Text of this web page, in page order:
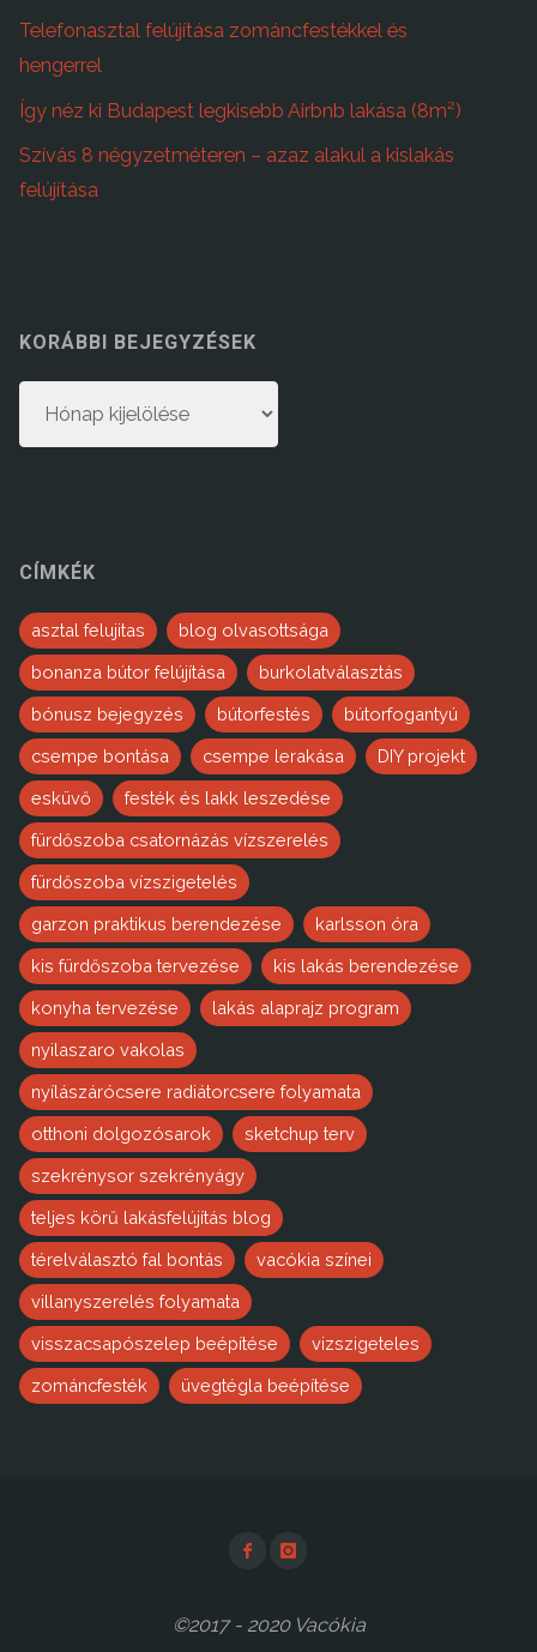
Telefonasztal felújítása zománcfestékkel és
hengerrel
Így néz ki Budapest legkisebb Airbnb lakása (8m²)
Szívás 8 négyzetméteren – azaz alakul a kislakás
felújítása
KORÁBBI BEJEGYZÉSEK
bejegyzések
CÍMKÉK
asztal felujitas blog olvasottsága
bonanza bútor felújítása burkolatválasztás
bónusz bejegyzés bútorfestés bútorfogantyú
csempe bontása csempe lerakása DIY projekt
esküvő festék és lakk leszedése
fürdőszoba csatornázás vízszerelés
fürdőszoba vízszigetelés
garzon praktikus berendezése karlsson óra
kis fürdőszoba tervezése kis lakás berendezése
konyha tervezése lakás alaprajz program
nyilaszaro vakolas
nyílászárócsere radiátorcsere folyamata
otthoni dolgozósarok sketchup terv
szekrénysor szekrényágy
teljes körű lakásfelújítás blog
térelválasztó fal bontás vacókia színei
villanyszerelés folyamata
visszacsapószelep beépítése vizszigeteles
zománcfesték üvegtégla beépítése
©2017 - 2020 Vacókia